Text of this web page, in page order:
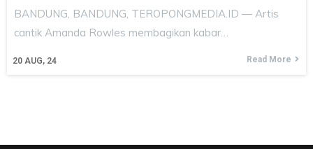
20 AUG, 24
BANDUNG, BANDUNG, TEROPONGMEDIA.ID — Artis
cantik Amanda Rowles membagikan kabar…
Read More